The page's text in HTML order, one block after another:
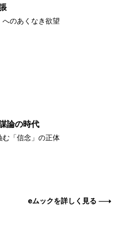
へのあくなき欲望
論の時代
む「信念」の正体
eムックを詳しく見る